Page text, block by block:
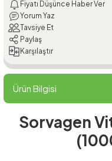
Fiyatı Düşünce Haber Ver
Yorum Yaz
Tavsiye Et
Paylaş
Karşılaştır
Ürün Bilgisi
Sorvagen